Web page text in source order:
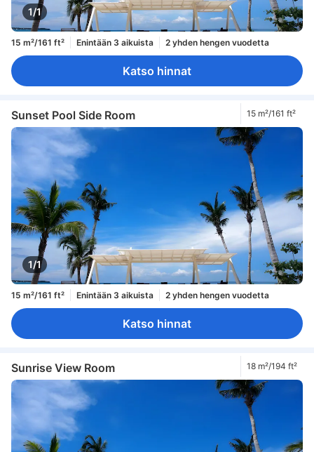
1/1
15 m²/161 ft² Enintään 3 aikuista 2 yhden hengen vuodetta
Katso hinnat
Sunset Pool Side Room 15 m²/161 ft²
1/1
15 m²/161 ft² Enintään 3 aikuista 2 yhden hengen vuodetta
Katso hinnat
Sunrise View Room 18 m²/194 ft²